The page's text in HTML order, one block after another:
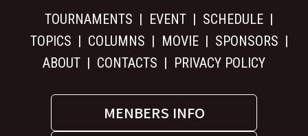
TOURNAMENTS EVENT
SCHEDULE
TOPICS
COLUMNS MOVIE
SPONSORS
ABOUT
CONTACTS PRIVACY POLICY
MENBERS INFO